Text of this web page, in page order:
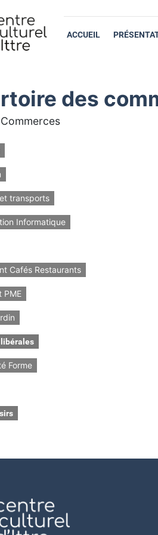
ACCUEIL
des
Commerces
transports
Informatique
Cafés Restaurants
PME
Forme